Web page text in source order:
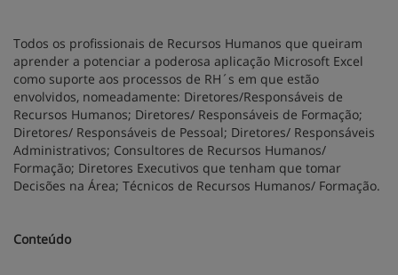
Todos os profissionais de Recursos Humanos que queiram
aprender a potenciar a poderosa aplicação Microsoft Excel
como suporte aos processos de RH´s em que estão
envolvidos, nomeadamente: Diretores/Responsáveis de
Recursos Humanos; Diretores/ Responsáveis de Formação;
Diretores/ Responsáveis de Pessoal; Diretores/ Responsáveis
Administrativos; Consultores de Recursos Humanos/
Formação; Diretores Executivos que tenham que tomar
Decisões na Área; Técnicos de Recursos Humanos/ Formação.
Conteúdo